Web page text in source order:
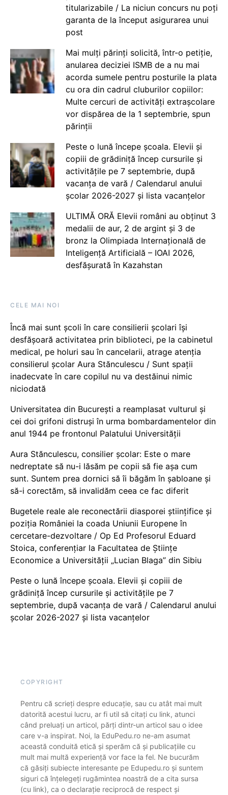
titularizabile / La niciun concurs nu poți
garanta de la început asigurarea unui
post
Mai mulți părinți solicită, într-o petiție,
anularea deciziei ISMB de a nu mai
acorda sumele pentru posturile la plata
cu ora din cadrul cluburilor copiilor:
Multe cercuri de activități extrașcolare
vor dispărea de la 1 septembrie, spun
părinții
Peste o lună începe școala. Elevii și
copiii de grădiniță încep cursurile și
activitățile pe 7 septembrie, după
vacanța de vară / Calendarul anului
școlar 2026-2027 și lista vacanțelor
ULTIMĂ ORĂ Elevii români au obținut 3
medalii de aur, 2 de argint și 3 de
bronz la Olimpiada Internațională de
Inteligență Artificială – IOAI 2026,
desfășurată în Kazahstan
CELE MAI NOI
Încă mai sunt școli în care consilierii școlari își
desfășoară activitatea prin biblioteci, pe la cabinetul
medical, pe holuri sau în cancelarii, atrage atenția
consilierul școlar Aura Stănculescu / Sunt spații
inadecvate în care copilul nu va destăinui nimic
niciodată
Universitatea din București a reamplasat vulturul și
cei doi grifoni distruși în urma bombardamentelor din
anul 1944 pe frontonul Palatului Universității
Aura Stănculescu, consilier școlar: Este o mare
nedreptate să nu-i lăsăm pe copii să fie așa cum
sunt. Suntem prea dornici să îi băgăm în șabloane și
să-i corectăm, să invalidăm ceea ce fac diferit
Bugetele reale ale reconectării diasporei științifice și
poziția României la coada Uniunii Europene în
cercetare-dezvoltare / Op Ed Profesorul Eduard
Stoica, conferențiar la Facultatea de Științe
Economice a Universității „Lucian Blaga” din Sibiu
Peste o lună începe școala. Elevii și copiii de
grădiniță încep cursurile și activitățile pe 7
septembrie, după vacanța de vară / Calendarul anului
școlar 2026-2027 și lista vacanțelor
COPYRIGHT
Pentru că scrieți despre educație, sau cu atât mai mult
datorită acestui lucru, ar fi util să citați cu link, atunci
când preluați un articol, părți dintr-un articol sau o idee
care v-a inspirat. Noi, la EduPedu.ro ne-am asumat
această conduită etică și sperăm că și publicațiile cu
mult mai multă experiență vor face la fel. Ne bucurăm
că găsiți subiecte interesante pe Edupedu.ro și suntem
siguri că înțelegeți rugămintea noastră de a cita sursa
(cu link), ca o declarație reciprocă de respect și